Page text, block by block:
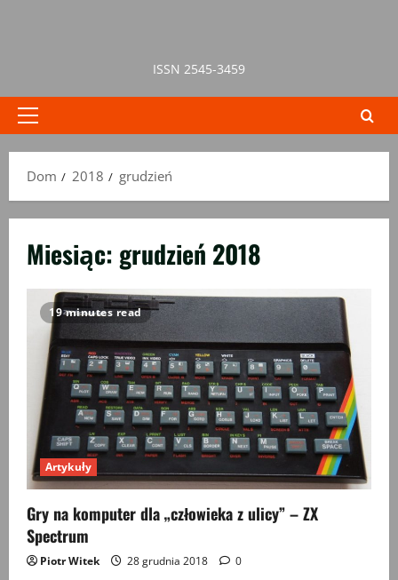
ISSN 2545-3459
Menu
Dom
2018 grudzień
Miesiąc: grudzień 2018
19 minutes read
Artykuły
Gry na komputer dla „człowieka z ulicy” – ZX
Spectrum
Piotr Witek 28 grudnia 2018 0